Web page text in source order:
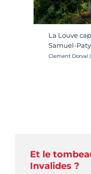
La Louve
Samuel-Paty
Crédit photo :
Clement Dorval
Et le
Invalides ?